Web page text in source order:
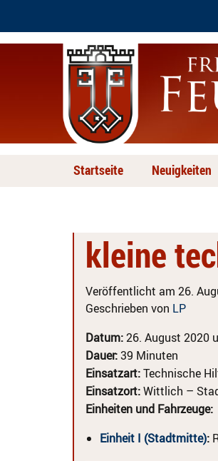
Startseite Neuigkeiten
kleine
Veröffentlicht am 26.
Geschrieben von LP
Datum:26. August 2020
Dauer:39 Minuten
Einsatzart:Technische
Einsatzort:Wittlich –
Einheiten und Fahrzeuge:
Einheit I (Stadtmitte):